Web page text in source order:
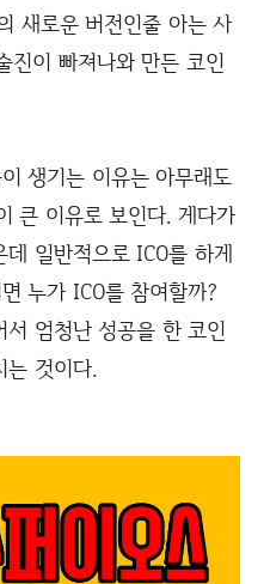
새로운 버전인줄 아는 사
진이 빠져나와 만든 코인
생기는 이유는 아무래도
큰 이유로 보인다. 게다가
일반적으로 ICO를 하게
누가 ICO를 참여할까?
엄청난 성공을 한 코인
는 것이다.